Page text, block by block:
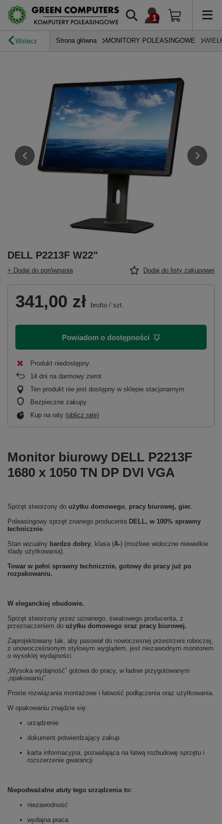
Wstecz Strona główna MONITORY POLEASINGOWE
DELL P2213F W22"
+ Dodaj do porównania Dodaj do listy zakupowej
341,00 zł brutto / szt.
Powiadom o dostępności
Produkt niedostępny
14 dni na darmowy zwrot
Ten produkt nie jest dostępny w sklepie stacjonarnym
Bezpieczne zakupy
Kup na raty (oblicz ratę)
Monitor biurowy DELL P2213F
1680 x 1050 TN DP DVI VGA
Sprzęt stworzony do użytku domowego, pracy biurowej, gier.
Poleasingowy sprzęt znanego producenta DELL, w 100% sprawny
technicznie.
Stan wizualny bardzo dobry, klasa (A-) (możliwe widoczne niewielkie
ślady użytkowania).
Towar w pełni sprawny technicznie, gotowy do pracy już po
rozpakowaniu.
W eleganckiej obudowie.
Sprzęt stworzony przez uznanego, światowego producenta, z
przeznaczeniem do użytku domowego oraz pracy biurowej.
Zaprojektowany tak, aby pasował do nowoczesnej przestrzeni roboczej,
z unowocześnionym stylowym wyglądem, jest niezawodnym monitorem
o wysokiej wydajności.
„Wysoka wydajność” gotowa do pracy, w ładnie przygotowanym
„opakowaniu”.
Proste rozwiązania montażowe i łatwość podłączenia oraz użytkowania.
W opakowaniu znajdzie się:
urządzenie
dokument potwierdzający zakup
karta informacyjna, pozwalająca na łatwą rozbudowę sprzętu i
rozszerzenie gwarancji
Niepodważalne atuty tego urządzenia to:
niezawodność
wydajna praca